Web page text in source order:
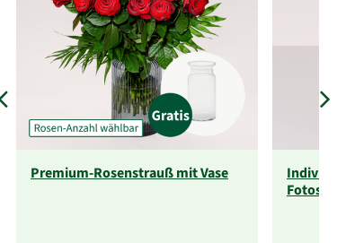
Premium-Rosenstrauß mit Vase
Fotos)